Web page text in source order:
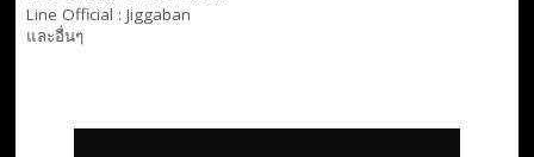
Line Official : Jiggaban
และอื่นๆ